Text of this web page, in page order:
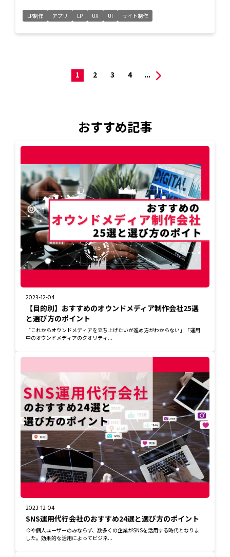
LP制作 アプリ LP UX UI サイト制作
1 2 3 4 ...
おすすめ記事
2023-12-04
【目的別】おすすめのオウンドメディア制作会社25選
と選び方のポイント
「これからオウンドメディアを立ち上げたいが進め方がわからない」「運用
中のオウンドメディアのクオリティ...
2023-12-04
SNS運用代行会社のおすすめ24選と選び方のポイント
今や個人ユーザーのみならず、数多くの企業がSNSを活用する時代となりま
した。効果的な活用によってビジネ...